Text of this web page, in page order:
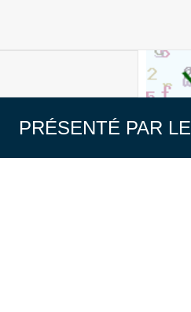
PRÉSENTÉ PAR LE